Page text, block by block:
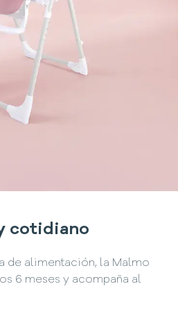
cotidiano
de alimentación, la Malmo
6 meses y acompaña al